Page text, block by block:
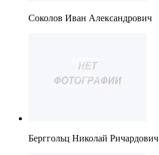
Соколов Иван Александрович
Берггольц Николай Ричардович